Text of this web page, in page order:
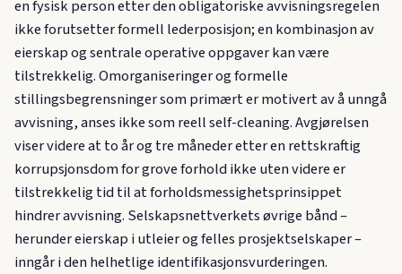
en fysisk person etter den obligatoriske avvisningsregelen
ikke forutsetter formell lederposisjon; en kombinasjon av
eierskap og sentrale operative oppgaver kan være
tilstrekkelig. Omorganiseringer og formelle
stillingsbegrensninger som primært er motivert av å unngå
avvisning, anses ikke som reell self-cleaning. Avgjørelsen
viser videre at to år og tre måneder etter en rettskraftig
korrupsjonsdom for grove forhold ikke uten videre er
tilstrekkelig tid til at forholdsmessighetsprinsippet
hindrer avvisning. Selskapsnettverkets øvrige bånd –
herunder eierskap i utleier og felles prosjektselskaper –
inngår i den helhetlige identifikasjonsvurderingen.